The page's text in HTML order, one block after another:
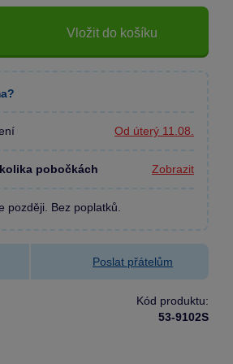
Vložit do košíku
Od úterý 11.08.
pobočkách Zobrazit
později. Bez poplatků.
Poslat přátelům
Kód produktu:
53-9102S